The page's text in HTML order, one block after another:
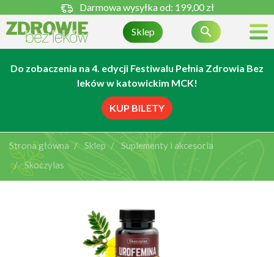
Darmowa wysyłka od: 199,00 zł
Sklep 
Do zobaczenia na 4. edycji Festiwalu Pełnia Zdrowia Bez
leków w katowickim MCK!
KUP BILETY
Strona główna Sklep
Suplementy i akcesoria
Skoczylas